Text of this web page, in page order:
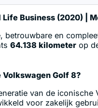
Life Business (2020) |
betrouwbare en
64.138 kilometerop
Golf 8?
van de
voor zakelijk